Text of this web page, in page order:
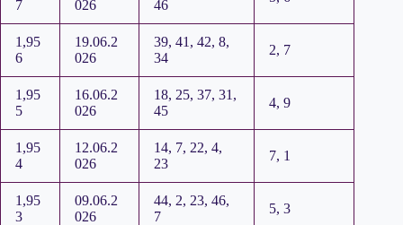
7
026
46
1,95
6
19.06.2
026
39, 41, 42, 8,
34
2, 7
1,95
5
16.06.2
026
18, 25, 37, 31,
45
4, 9
1,95
4
12.06.2
026
14, 7, 22, 4,
23
7, 1
1,95
3
09.06.2
026
44, 2, 23, 46,
7
5, 3